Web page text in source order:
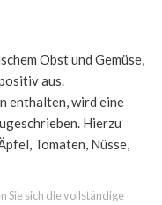
Obst und Gemüse,
aus.
enthalten, wird eine
Hierzu
Tomaten, Nüsse,
Sie sich die vollständige